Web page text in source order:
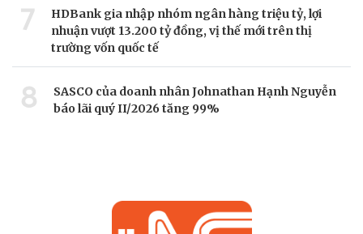
7
HDBank gia nhập nhóm ngân hàng triệu tỷ, lợi
nhuận vượt 13.200 tỷ đồng, vị thế mới trên thị
trường vốn quốc tế
8
SASCO của doanh nhân Johnathan Hạnh Nguyễn
báo lãi quý II/2026 tăng 99%